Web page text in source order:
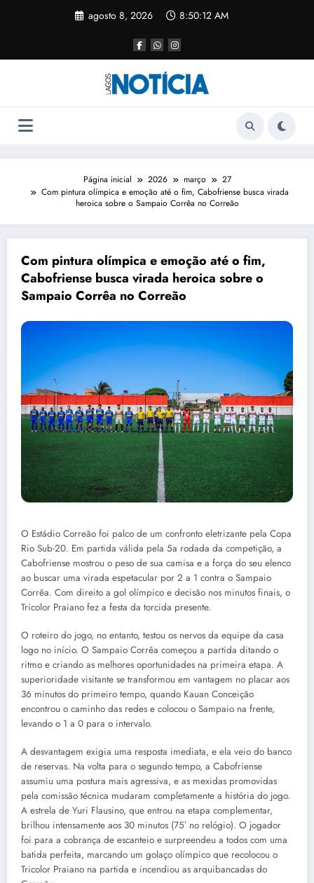
agosto 8, 2026 8:50:13 AM
Página inicial 2026 março
27
Com pintura olímpica e emoção até o fim, Cabofriense busca virada
heroica sobre o Sampaio Corrêa no Correão
Com pintura olímpica e emoção até o fim,
Cabofriense busca virada heroica sobre o
Sampaio Corrêa no Correão
O Estádio Correão foi palco de um confronto eletrizante pela Copa
Rio Sub-20. Em partida válida pela 5a rodada da competição, a
Cabofriense mostrou o peso de sua camisa e a força do seu elenco
ao buscar uma virada espetacular por 2 a 1 contra o Sampaio
Corrêa. Com direito a gol olímpico e decisão nos minutos finais, o
Tricolor Praiano fez a festa da torcida presente.
O roteiro do jogo, no entanto, testou os nervos da equipe da casa
logo no início. O Sampaio Corrêa começou a partida ditando o
ritmo e criando as melhores oportunidades na primeira etapa. A
superioridade visitante se transformou em vantagem no placar aos
36 minutos do primeiro tempo, quando Kauan Conceição
encontrou o caminho das redes e colocou o Sampaio na frente,
levando o 1 a 0 para o intervalo.
A desvantagem exigia uma resposta imediata, e ela veio do banco
de reservas. Na volta para o segundo tempo, a Cabofriense
assumiu uma postura mais agressiva, e as mexidas promovidas
pela comissão técnica mudaram completamente a história do jogo.
A estrela de Yuri Flausino, que entrou na etapa complementar,
brilhou intensamente aos 30 minutos (75′ no relógio). O jogador
foi para a cobrança de escanteio e surpreendeu a todos com uma
batida perfeita, marcando um golaço olímpico que recolocou o
Tricolor Praiano na partida e incendiou as arquibancadas do